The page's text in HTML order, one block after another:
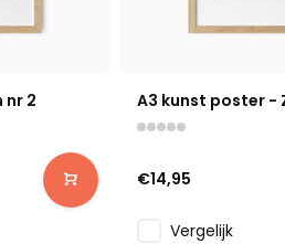
nr 2 A3 kunst poster -
€14,95
Vergelijk